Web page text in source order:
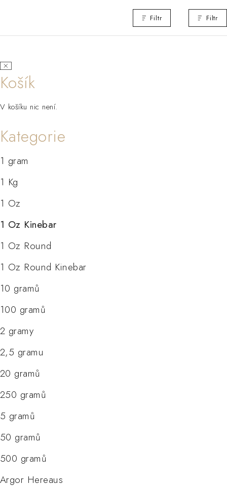
Filtr Filtr
Košík
V košíku nic není.
Kategorie
1 gram
1 Kg
1 Oz
1 Oz Kinebar
1 Oz Round
1 Oz Round Kinebar
10 gramů
100 gramů
2 gramy
2,5 gramu
20 gramů
250 gramů
5 gramů
50 gramů
500 gramů
Argor Hereaus